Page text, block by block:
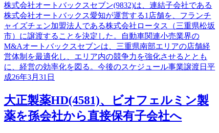
株式会社オートバックスセブン(9832)は、連結子会社である
株式会社オートバックス愛知が運営する1店舗を、フランチ
ャイズチェン加盟法人である株式会社ロータス（三重県松坂
市）に譲渡することを決定した。自動車関連小売業界の
M&Aオートバックスセブンは、三重県南部エリアの店舗経
営体制を最適化し、エリア内の競争力を強化させるととも
に、経営の効率化を図る。今後のスケジュール事業譲渡日平
成26年3月31日
大正製薬HD(4581)、ビオフェルミン製
薬を孫会社から直接保有子会社へ